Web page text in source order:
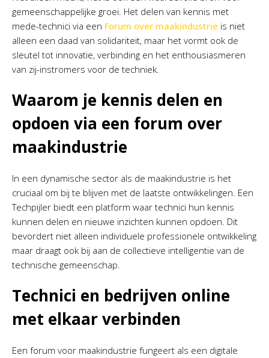
gemeenschappelijke groei. Het delen van kennis met
mede-technici via een Forum over maakindustrie is niet
alleen een daad van solidariteit, maar het vormt ook de
sleutel tot innovatie, verbinding en het enthousiasmeren
van zij-instromers voor de techniek.
Waarom je kennis delen en
opdoen via een forum over
maakindustrie
In een dynamische sector als de maakindustrie is het
cruciaal om bij te blijven met de laatste ontwikkelingen. Een
Techpijler biedt een platform waar technici hun kennis
kunnen delen en nieuwe inzichten kunnen opdoen. Dit
bevordert niet alleen individuele professionele ontwikkeling
maar draagt ook bij aan de collectieve intelligentie van de
technische gemeenschap.
Technici en bedrijven online
met elkaar verbinden
Een forum voor maakindustrie fungeert als een digitale